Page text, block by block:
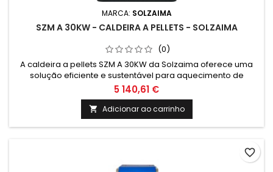
MARCA: SOLZAIMA
SZM A 30KW - CALDEIRA A PELLETS - SOLZAIMA
(0)
A caldeira a pellets SZM A 30KW da Solzaima oferece uma
solução eficiente e sustentável para aquecimento de
espaços. Com tecnologia de ponta e design inovador, é a
escolha ideal para quem procura um sistema de
climatização de alta qualidade e baixo impacto ambiental.
5 140,61 €
 Adicionar ao carrinho
favorite_border